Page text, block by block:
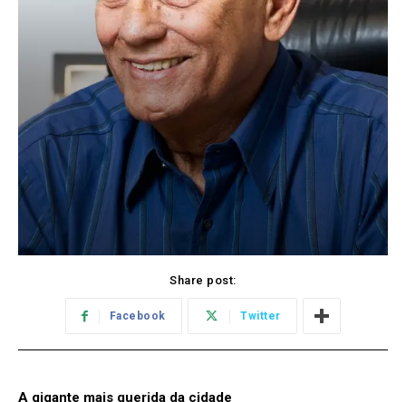
Share post:
Facebook Twitter
A gigante mais querida da cidade